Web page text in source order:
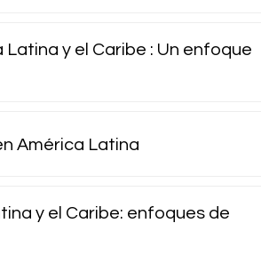
y el Caribe : Un enfoque
América Latina
y el Caribe: enfoques de